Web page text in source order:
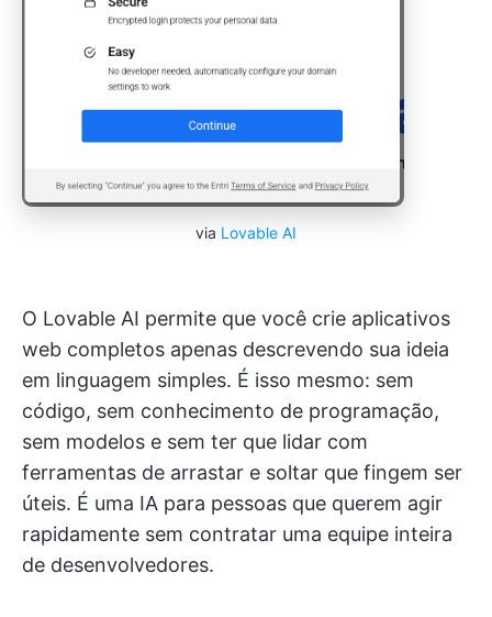
via Lovable AI
O Lovable AI permite que você crie aplicativos
web completos apenas descrevendo sua ideia
em linguagem simples. É isso mesmo: sem
código, sem conhecimento de programação,
sem modelos e sem ter que lidar com
ferramentas de arrastar e soltar que fingem ser
úteis. É uma IA para pessoas que querem agir
rapidamente sem contratar uma equipe inteira
de desenvolvedores.